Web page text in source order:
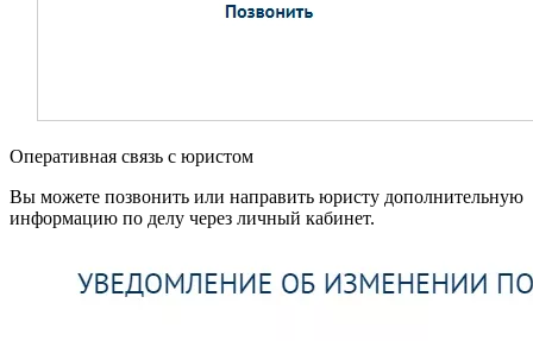
Оперативная связь с юристом
Вы можете позвонить или направить юристу дополнительную
информацию по делу через личный кабинет.